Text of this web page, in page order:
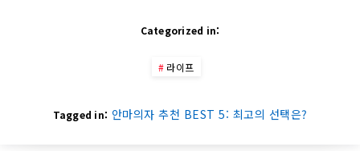
Categorized in:
라이프
Tagged in: 안마의자 추천 BEST 5: 최고의 선택은?